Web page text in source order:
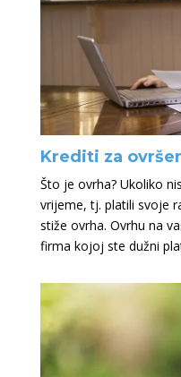
Krediti za
Što je ovrha? Ukoliko
vrijeme, tj. platili svoje
stiže ovrha. Ovrhu na
firma kojoj ste dužni